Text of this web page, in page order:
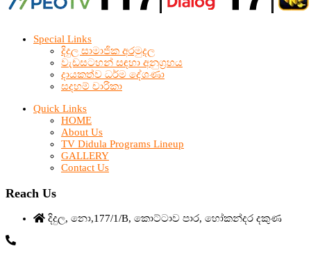
Special Links
දිදුල සාමාජික අරමුදල
වැඩසටහන් සඳහා අනුග්‍රහය
දායකත්ව ධර්ම දේශණා
සදහම් චාරිකා
Quick Links
HOME
About Us
TV Didula Programs Lineup
GALLERY
Contact Us
Reach Us
දිදුල, නො,177/1/B, කොට්ටාව පාර, හෝකන්දර දකුණ